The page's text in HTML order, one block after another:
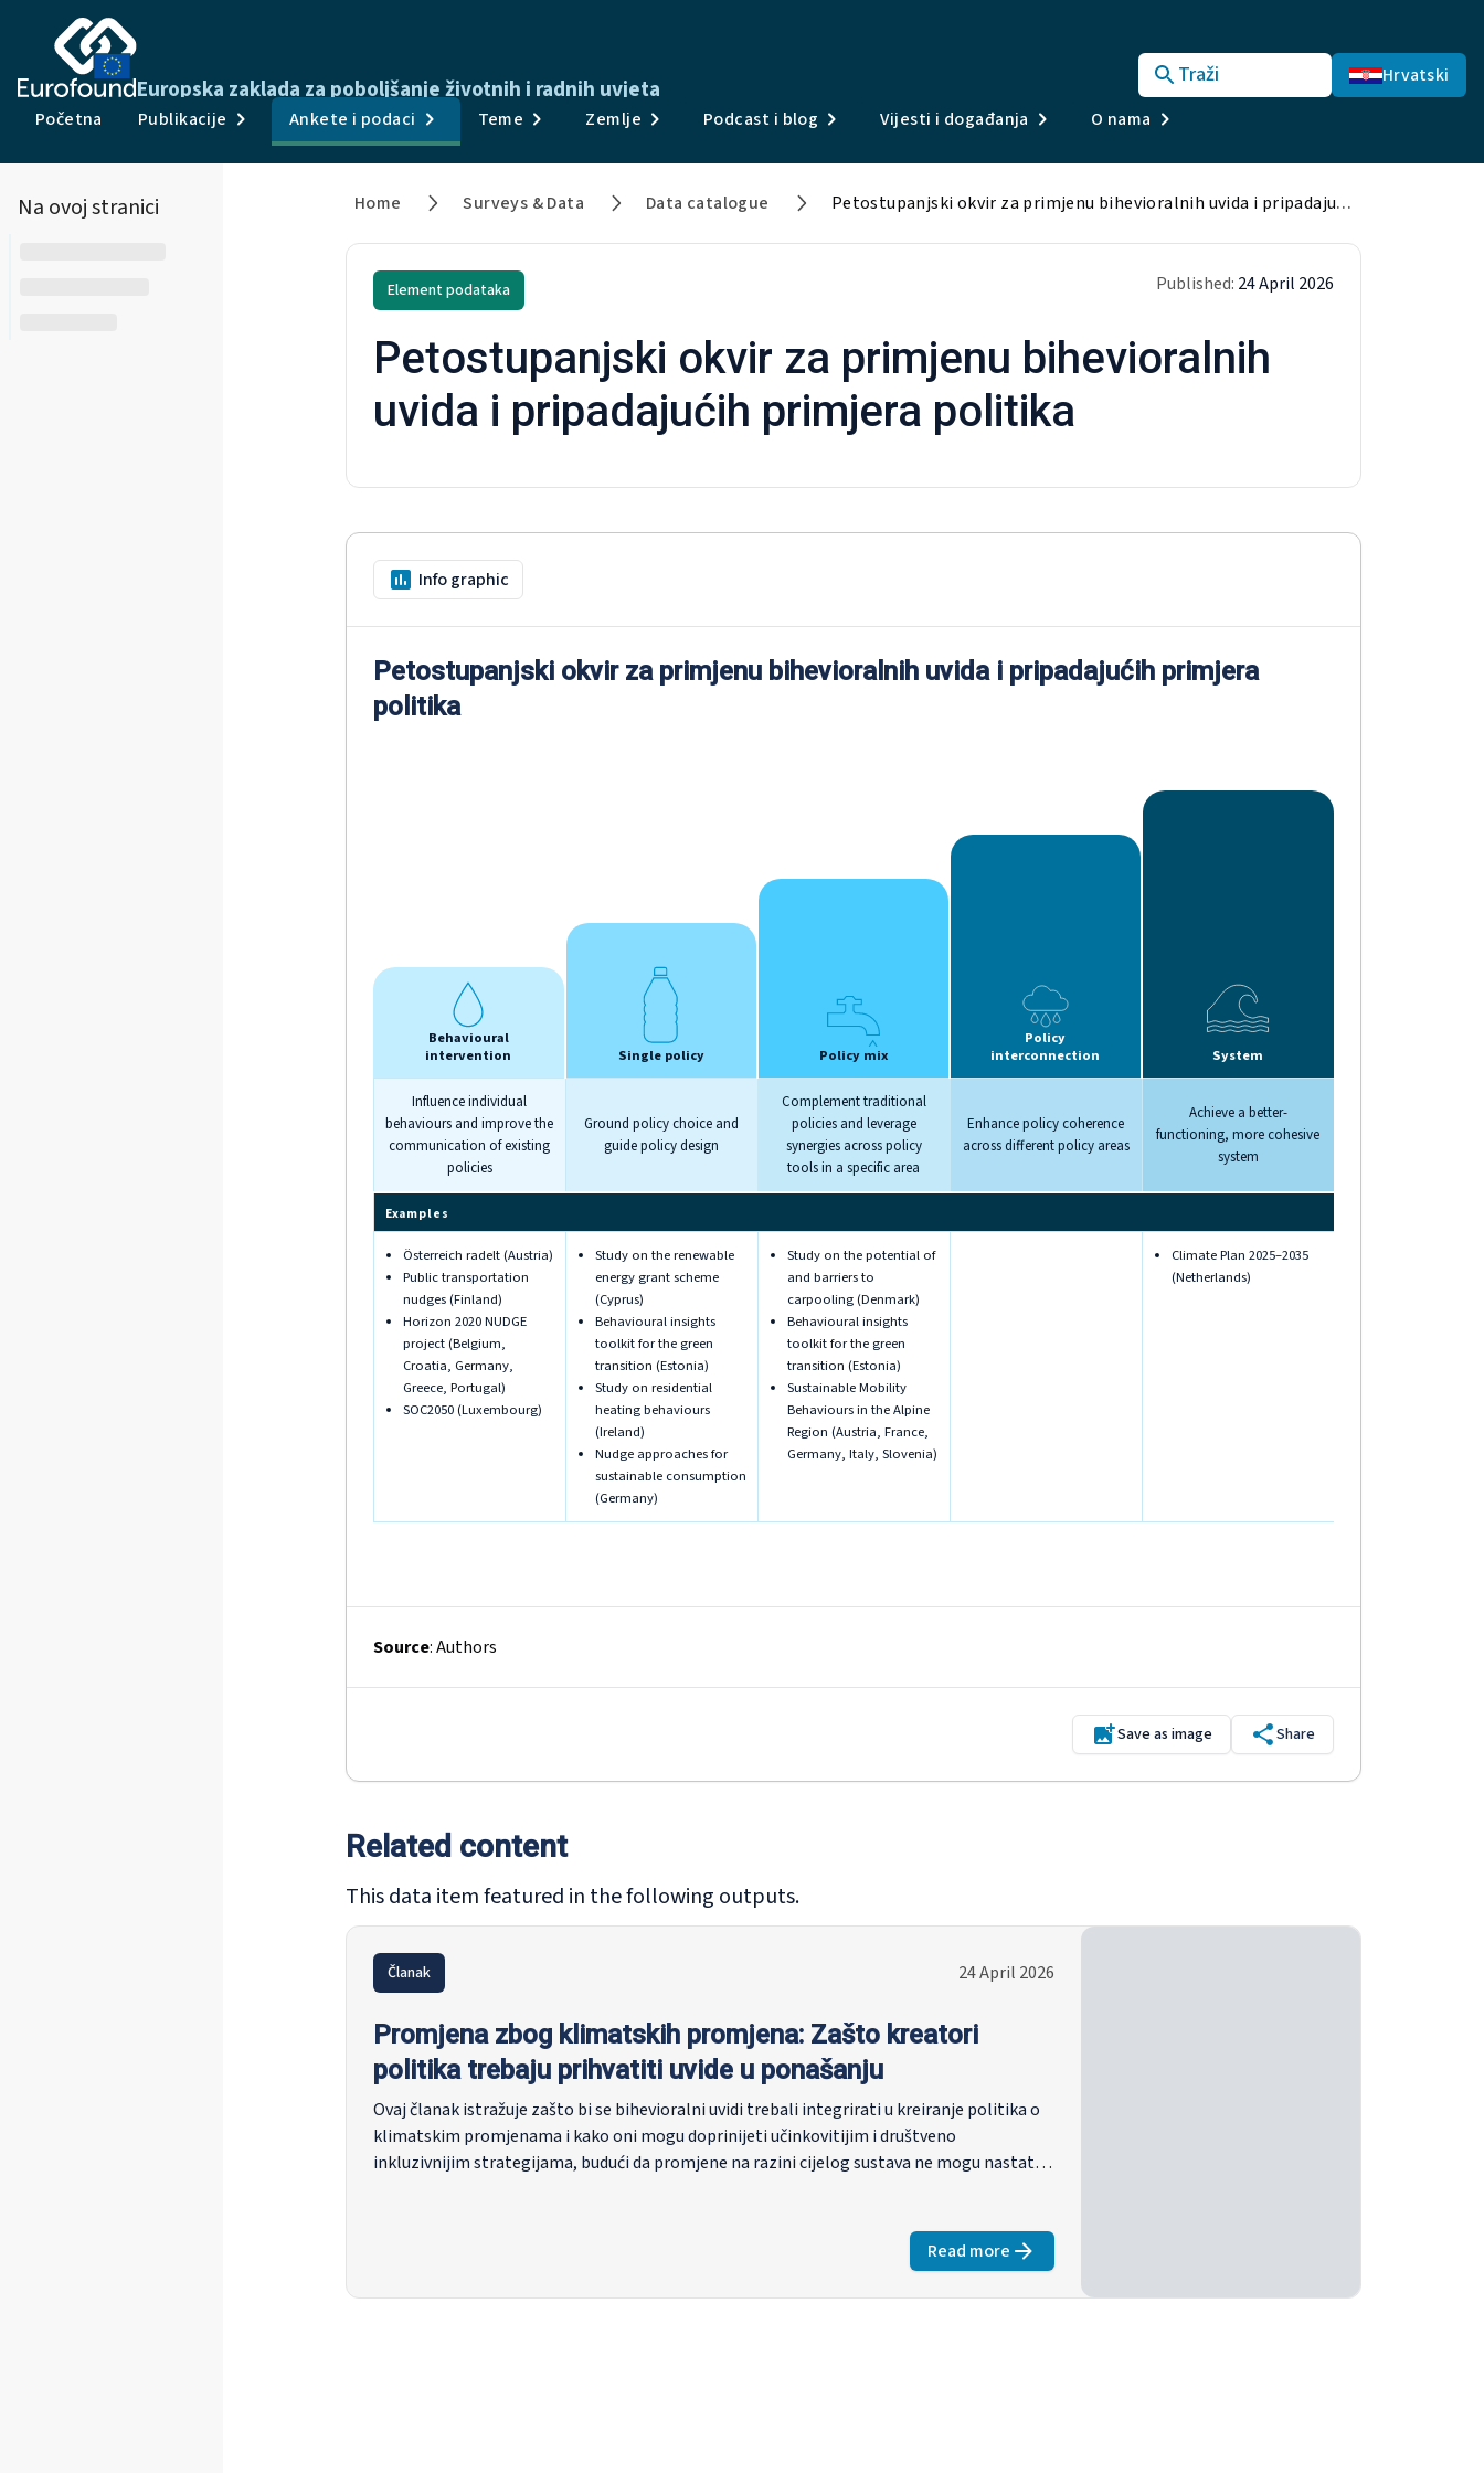
Europska zaklada za poboljšanje životnih i radnih uvjeta Traži
Hrvatski
Početna
Publikacije Ankete i podaci Teme Zemlje Podcast i blog Vijesti i događanja O nama
Publikacije
Ankete i podaci
Teme
Vijesti i događanja
O nama
Na ovoj stranici Home Surveys & Data Data catalogue Petostupanjski okvir za primjenu bihevioralnih uvida i pripadajućih primjera politika
Element podataka Published: 24 April 2026
Petostupanjski okvir za primjenu bihevioralnih
uvida i pripadajućih primjera politika
Info graphic
Petostupanjski okvir za primjenu bihevioralnih uvida i pripadajućih primjera
politika
Behavioural
intervention
Single policy Policy mix
Policy
interconnection
System
Influence individual
behaviours and improve the
communication of existing
policies
Ground policy choice and
guide policy design
Complement traditional
policies and leverage
synergies across policy
tools in a specific area
Enhance policy coherence
across different policy areas
Achieve a better-
functioning, more cohesive
system
Examples
Österreich radelt (Austria)
Public transportation
nudges (Finland)
Horizon 2020 NUDGE
project (Belgium,
Croatia, Germany,
Greece, Portugal)
SOC2050 (Luxembourg)
Study on the renewable
energy grant scheme
(Cyprus)
Behavioural insights
toolkit for the green
transition (Estonia)
Study on residential
heating behaviours
(Ireland)
Nudge approaches for
sustainable consumption
(Germany)
Study on the potential of
and barriers to
carpooling (Denmark)
Behavioural insights
toolkit for the green
transition (Estonia)
Sustainable Mobility
Behaviours in the Alpine
Region (Austria, France,
Germany, Italy, Slovenia)
Climate Plan 2025–2035
(Netherlands)
Source:Authors
Save as image Share
Related content
This data item featured in the following outputs.
Članak 24 April 2026
Promjena zbog klimatskih promjena: Zašto kreatori
politika trebaju prihvatiti uvide u ponašanju
Ovaj članak istražuje zašto bi se bihevioralni uvidi trebali integrirati u kreiranje politika o
klimatskim promjenama i kako oni mogu doprinijeti učinkovitijim i društveno
inkluzivnijim strategijama, budući da promjene na razini cijelog sustava ne mogu nastati
Read more
aboutPromjena zbog klimatskih promjena: Zašto kreatori